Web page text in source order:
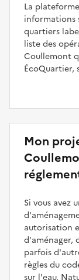
La
informations
quartiers
liste des
Coullemont
ÉcoQuartier,
Mon
Si vous avez
autorisation
d'aménager,
parfois
règles du